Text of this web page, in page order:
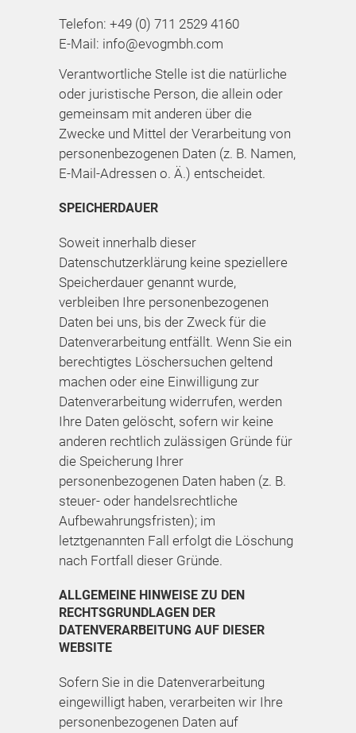
Telefon: +49 (0) 711 2529 4160
E-Mail: info@evogmbh.com
Verantwortliche Stelle ist die natürliche
oder juristische Person, die allein oder
gemeinsam mit anderen über die
Zwecke und Mittel der Verarbeitung von
personenbezogenen Daten (z. B. Namen,
E-Mail-Adressen o. Ä.) entscheidet.
SPEICHERDAUER
Soweit innerhalb dieser
Datenschutzerklärung keine speziellere
Speicherdauer genannt wurde,
verbleiben Ihre personenbezogenen
Daten bei uns, bis der Zweck für die
Datenverarbeitung entfällt. Wenn Sie ein
berechtigtes Löschersuchen geltend
machen oder eine Einwilligung zur
Datenverarbeitung widerrufen, werden
Ihre Daten gelöscht, sofern wir keine
anderen rechtlich zulässigen Gründe für
die Speicherung Ihrer
personenbezogenen Daten haben (z. B.
steuer- oder handelsrechtliche
Aufbewahrungsfristen); im
letztgenannten Fall erfolgt die Löschung
nach Fortfall dieser Gründe.
ALLGEMEINE HINWEISE ZU DEN
RECHTSGRUNDLAGEN DER
DATENVERARBEITUNG AUF DIESER
WEBSITE
Sofern Sie in die Datenverarbeitung
eingewilligt haben, verarbeiten wir Ihre
personenbezogenen Daten auf